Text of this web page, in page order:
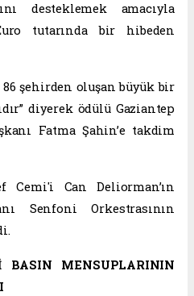
desteklemek amacıyla
tutarında bir hibeden
86 şehirden oluşan büyük bir
diyerek ödülü Gaziantep
Fatma Şahin’e takdim
Cemi'i Can Deliorman’ın
Senfoni Orkestrasının
BASIN MENSUPLARININ